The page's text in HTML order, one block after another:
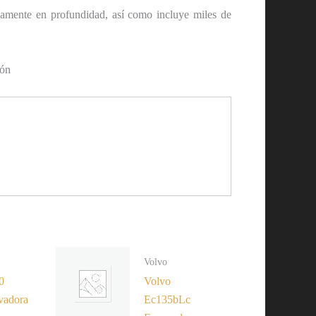
en profundidad, así como incluye miles de
Volvo
Volvo
Ec135bLc